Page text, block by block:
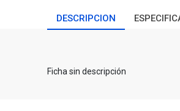
DESCRIPCION
Ficha sin descripción